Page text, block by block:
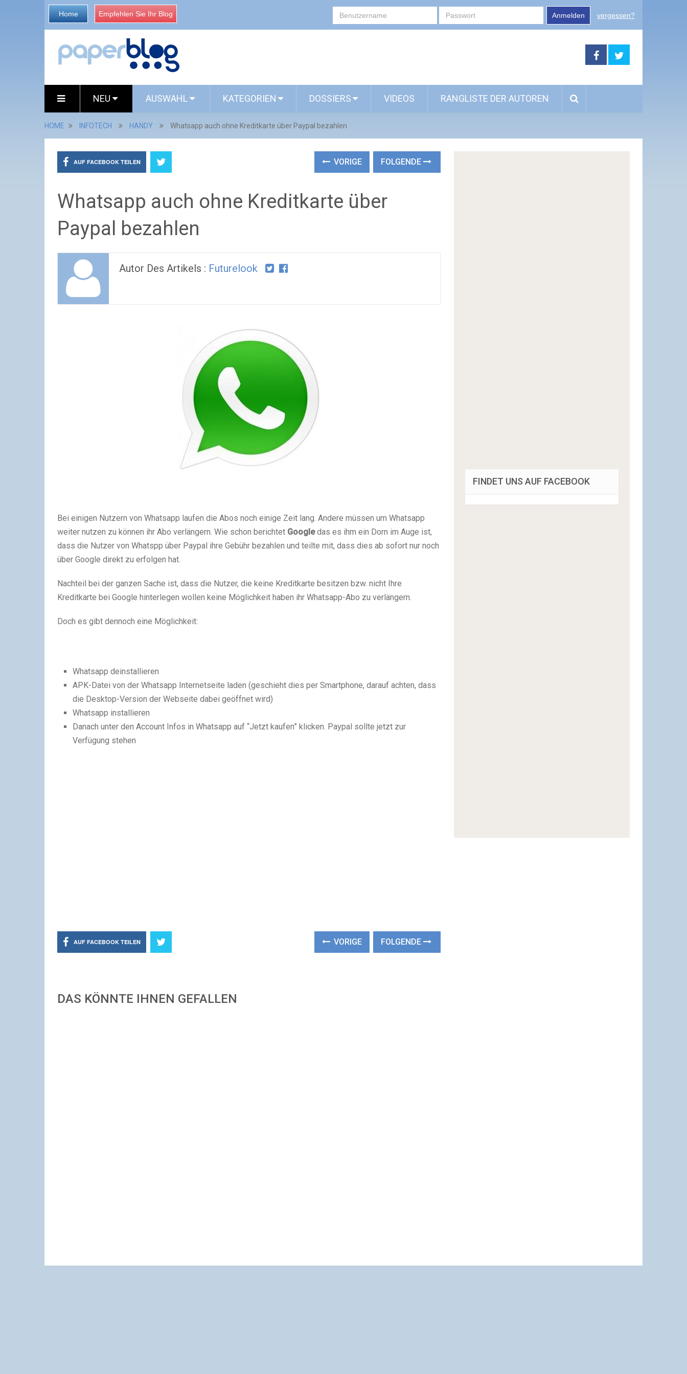
Home Empfehlen Sie Ihr Blog Anmelden vergessen?
NEU AUSWAHL KATEGORIEN DOSSIERS VIDEOS RANGLISTE DER AUTOREN
HOME INFOTECH HANDY Whatsapp auch ohne Kreditkarte über Paypal bezahlen
AUF FACEBOOK TEILEN VORIGE FOLGENDE
Whatsapp auch ohne Kreditkarte über
Paypal bezahlen
Autor Des Artikels : Futurelook
Bei einigen Nutzern von Whatsapp laufen die Abos noch einige Zeit lang. Andere müssen um Whatsapp
weiter nutzen zu können ihr Abo verlängern. Wie schon berichtet Googledas es ihm ein Dorn im Auge ist,
dass die Nutzer von Whatspp über Paypal ihre Gebühr bezahlen und teilte mit, dass dies ab sofort nur noch
über Google direkt zu erfolgen hat.
Nachteil bei der ganzen Sache ist, dass die Nutzer, die keine Kreditkarte besitzen bzw. nicht Ihre
Kreditkarte bei Google hinterlegen wollen keine Möglichkeit haben ihr Whatsapp-Abo zu verlängern.
Doch es gibt dennoch eine Möglichkeit:
Whatsapp deinstallieren
APK-Datei von der Whatsapp Internetseite laden (geschieht dies per Smartphone, darauf achten, dass
die Desktop-Version der Webseite dabei geöffnet wird)
Whatsapp installieren
Danach unter den Account Infos in Whatsapp auf “Jetzt kaufen” klicken. Paypal sollte jetzt zur
Verfügung stehen
AUF FACEBOOK TEILEN VORIGE FOLGENDE
DAS KÖNNTE IHNEN GEFALLEN
FINDET UNS AUF FACEBOOK